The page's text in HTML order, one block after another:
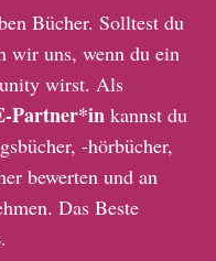
Bücher. Solltest du
wir uns, wenn du ein
wirst. Als
Partner*in kannst du
-hörbücher,
bewerten und an
Das Beste
.